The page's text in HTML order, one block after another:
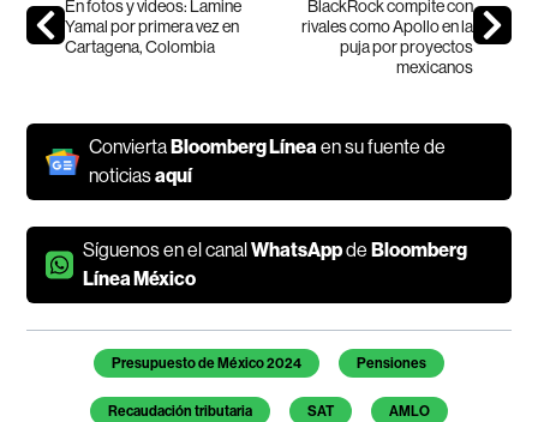
En fotos y videos: Lamine
Yamal por primera vez en
Cartagena, Colombia
BlackRock compite con
rivales como Apollo en la
puja por proyectos
mexicanos
ConviertaBloomberg Líneaen su fuente de
noticiasaquí
Síguenos en el canalWhatsAppdeBloomberg
Línea México
Temas de este artículo
Presupuesto de México 2024 Pensiones
Recaudación tributaria SAT AMLO